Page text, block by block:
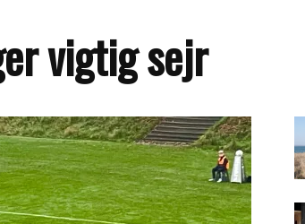
vigtig sejr